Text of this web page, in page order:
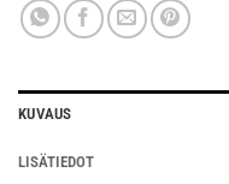
KUVAUS
LISÄTIEDOT